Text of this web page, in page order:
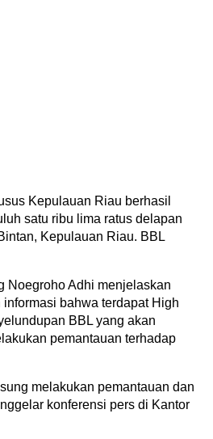
Kepulauan Riau berhasil
satu ribu lima ratus delapan
Kepulauan Riau. BBL
Noegroho Adhi menjelaskan
bahwa terdapat High
BBL yang akan
pemantauan terhadap
melakukan pemantauan dan
konferensi pers di Kantor